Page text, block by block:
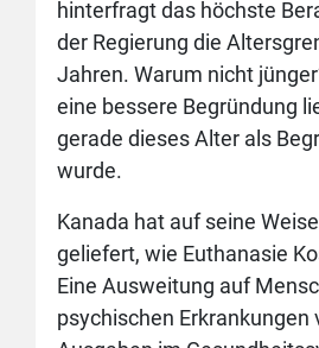
hinterfragt das höchste
der Regierung die
Jahren. Warum nicht
eine bessere Begründung
gerade dieses Alter als
wurde.
Kanada hat auf seine
geliefert, wie Euthanasie
Eine Ausweitung auf
psychischen Erkrankungen